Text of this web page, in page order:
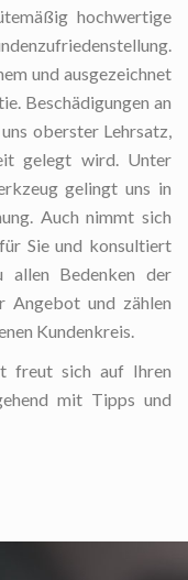
hochwertige
und ausgezeichnet
Beschädigungen an
oberster Lehrsatz,
gelegt wird. Unter
gelingt uns in
Auch nimmt sich
Sie und konsultiert
allen Bedenken der
Angebot und zählen
Kundenkreis.
freut sich auf Ihren
mit Tipps und